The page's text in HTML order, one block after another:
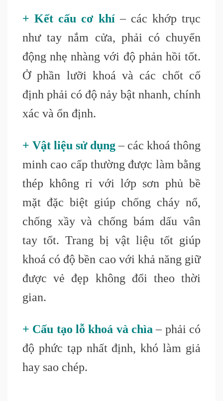
+ Kết cấu cơ khí– các khớp trục
như tay nắm cửa, phải có chuyển
động nhẹ nhàng với độ phản hồi tốt.
Ở phần lưỡi khoá và các chốt cố
định phải có độ nảy bật nhanh, chính
xác và ổn định.
+ Vật liệu sử dụng– các khoá thông
minh cao cấp thường được làm bằng
thép không rỉ với lớp sơn phủ bề
mặt đặc biệt giúp chống cháy nổ,
chống xầy và chống bám dấu vân
tay tốt. Trang bị vật liệu tốt giúp
khoá có độ bền cao với khả năng giữ
được vẻ đẹp không đổi theo thời
gian.
+ Cấu tạo lỗ khoá và chìa– phải có
độ phức tạp nhất định, khó làm giả
hay sao chép.